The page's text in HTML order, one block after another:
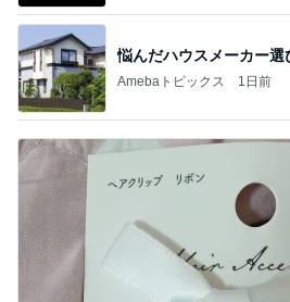
悩んだハウスメーカー選
Amebaトピックス 1日前